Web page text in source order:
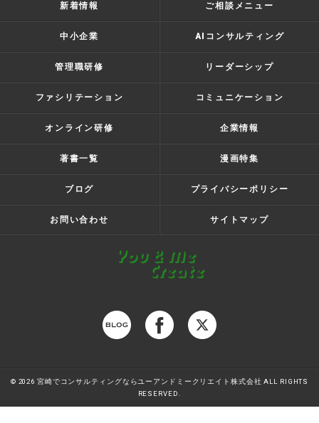
新着情報 ご相談メニュー
中小企業 AIコンサルティング
管理職研修 リーダーシップ
ファシリテーション コミュニケーション
オンライン研修 企業情報
著書一覧 漫画特集
ブログ プライバシーポリシー
お問い合わせ サイトマップ
© 2026 宮崎でコンサルティングならユーアンドミークリエイト株式会社 ALL RIGHTS
RESERVED.